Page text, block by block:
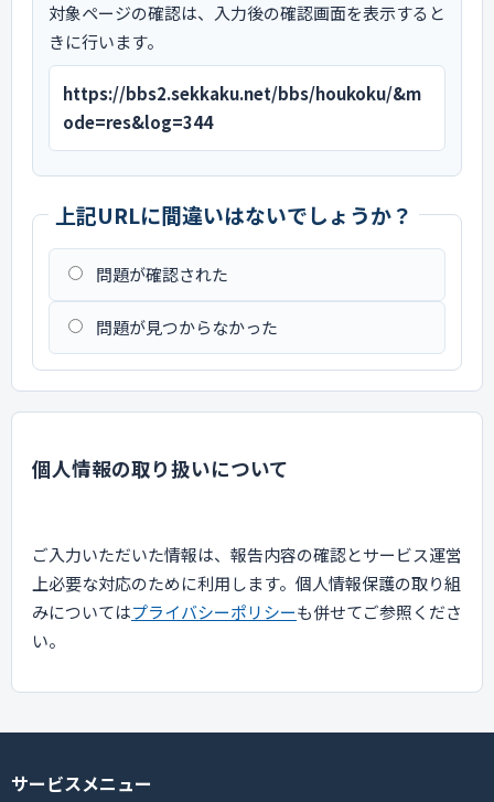
対象ページの確認は、入力後の確認画面を表示すると
きに行います。
https://bbs2.sekkaku.net/bbs/houkoku/&m
ode=res&log=344
上記URLに間違いはないでしょうか？
問題が確認された
問題が見つからなかった
個人情報の取り扱いについて
ご入力いただいた情報は、報告内容の確認とサービス運営
上必要な対応のために利用します。個人情報保護の取り組
みについてはプライバシーポリシーも併せてご参照くださ
い。
サービスメニュー